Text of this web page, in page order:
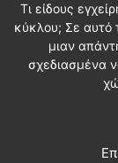
Τι είδους
κύκλου; Σε αυτό
μιαν
σχεδιασμένα